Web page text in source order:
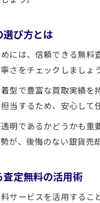
び方とは
には、信頼できる無
さをチェックしましょう
型で豊富な買取実績
当するため、安心して
明であるかどうかも
が、後悔のない銀貨売
定無料の活用術
サービスを活用する